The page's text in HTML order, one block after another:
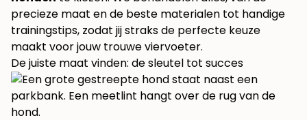
precieze maat en de beste materialen tot handige
trainingstips, zodat jij straks de perfecte keuze
maakt voor jouw trouwe viervoeter.
De juiste maat vinden: de sleutel tot succes